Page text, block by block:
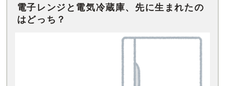
電子レンジと電気冷蔵庫、先に生まれたの
はどっち？